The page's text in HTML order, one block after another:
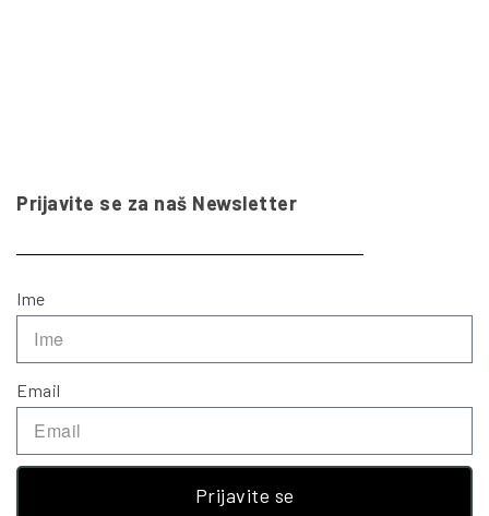
Prijavite se za naš Newsletter
Ime
Email
Prijavite se